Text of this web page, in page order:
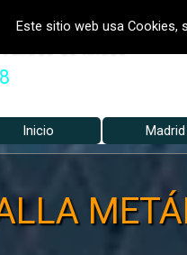
Este sitio web usa Cookies,
METALICOS
Inicio Madrid